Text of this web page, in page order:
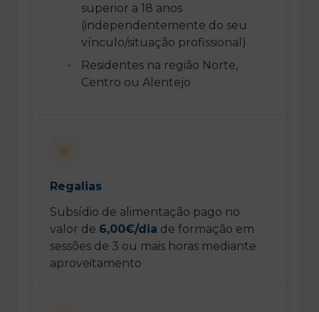
superior a 18 anos
(independentemente do seu
vínculo/situação profissional)
Residentes na região Norte,
Centro ou Alentejo
Regalias
Subsídio de alimentação pago no
valor de 6,00€/dia de formação em
sessões de 3 ou mais horas mediante
aproveitamento